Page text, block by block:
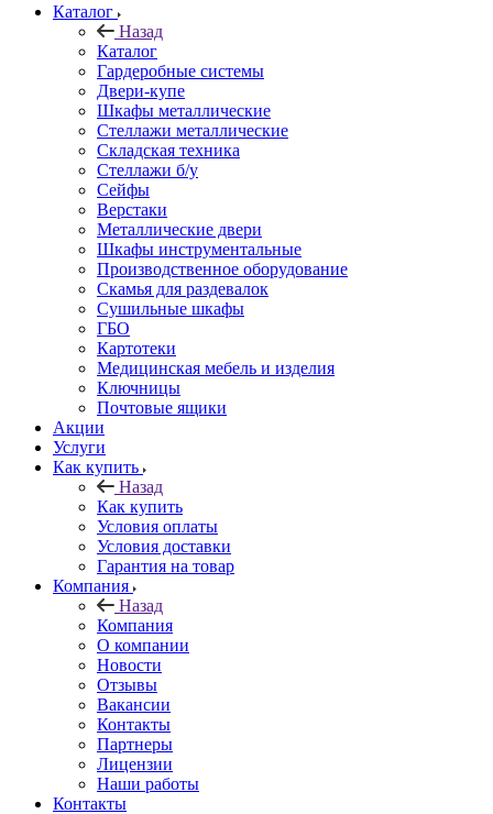
Каталог
Назад
Каталог
Гардеробные системы
Двери-купе
Шкафы металлические
Стеллажи металлические
Складская техника
Стеллажи б/у
Сейфы
Верстаки
Металлические двери
Шкафы инструментальные
Производственное оборудование
Скамья для раздевалок
Сушильные шкафы
ГБО
Картотеки
Медицинская мебель и изделия
Ключницы
Почтовые ящики
Акции
Услуги
Как купить
Назад
Как купить
Условия оплаты
Условия доставки
Гарантия на товар
Компания
Назад
Компания
О компании
Новости
Отзывы
Вакансии
Контакты
Партнеры
Лицензии
Наши работы
Контакты